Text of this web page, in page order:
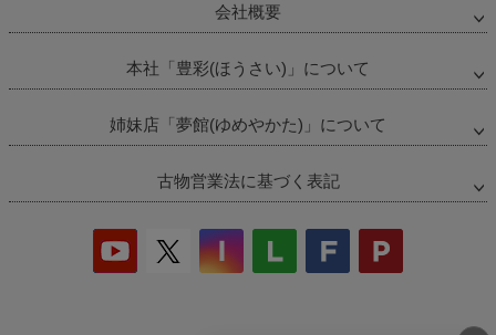
会社概要
本社「豊彩(ほうさい)」について
姉妹店「夢館(ゆめやかた)」について
古物営業法に基づく表記